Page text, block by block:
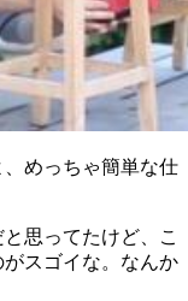
めっちゃ簡単な仕
思ってたけど、こ
スゴイな。なんか